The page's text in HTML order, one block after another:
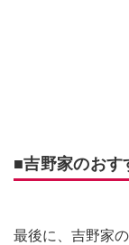
■吉野家のおす
最後に、吉野家